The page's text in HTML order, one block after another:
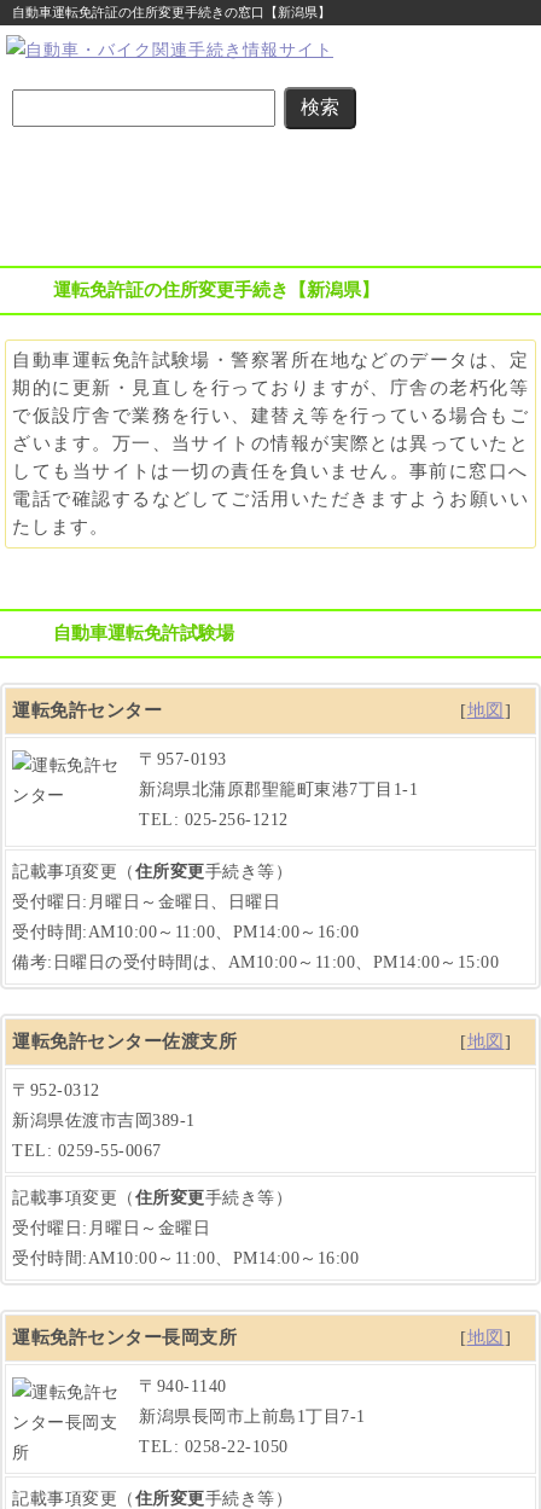
自動車運転免許証の住所変更手続きの窓口【新潟県】
運転免許証の住所変更手続き【新潟県】
自動車運転免許試験場・警察署所在地などのデータは、定
期的に更新・見直しを行っておりますが、庁舎の老朽化等
で仮設庁舎で業務を行い、建替え等を行っている場合もご
ざいます。万一、当サイトの情報が実際とは異っていたと
しても 当サイトは一切の責任を負いません。事前に窓口へ
電話で確認するなどしてご活用いただきますようお願いい
たします。
自動車運転免許試験場
運転免許センター [地図 ]
〒957-0193
新潟県北蒲原郡聖籠町東港7丁目1-1
TEL: 025-256-1212
記載事項変更（ 住所変更手続き等）
受付曜日:月曜日～金曜日、日曜日
受付時間:AM10:00～11:00、PM14:00～16:00
備考:日曜日の受付時間は、AM10:00～11:00、PM14:00～15:00
運転免許センター佐渡支所 [地図 ]
〒952-0312
新潟県佐渡市吉岡389-1
TEL: 0259-55-0067
記載事項変更（ 住所変更手続き等）
受付曜日:月曜日～金曜日
受付時間:AM10:00～11:00、PM14:00～16:00
運転免許センター長岡支所 [地図 ]
〒940-1140
新潟県長岡市上前島1丁目7-1
TEL: 0258-22-1050
記載事項変更（ 住所変更手続き等）